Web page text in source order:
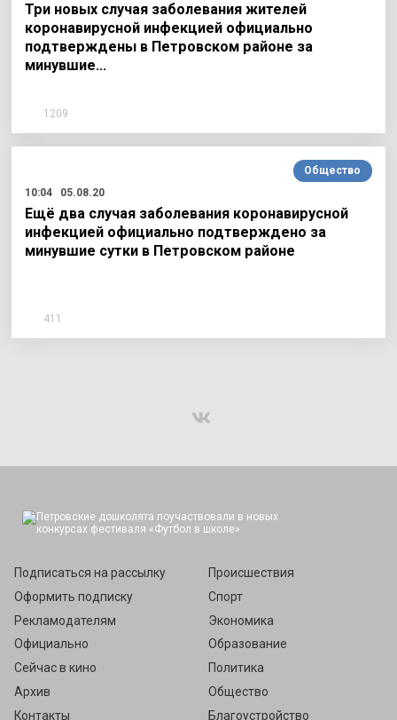
Три новых случая заболевания жителей
коронавирусной инфекцией официально
подтверждены в Петровском районе за
минувшие…
1209
Общество
10:04
05.08.20
Ещё два случая заболевания коронавирусной
инфекцией официально подтверждено за
минувшие сутки в Петровском районе
411
Подписаться на рассылку
Оформить подписку
Рекламодателям
Официально
Сейчас в кино
Архив
Контакты
Происшествия
Спорт
Экономика
Образование
Политика
Общество
Благоустройство
Подписаться